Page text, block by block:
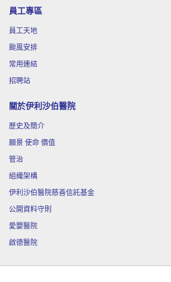
11月
28
17
員工專區
員工天地
颱風安排
常用連結
招聘站
關於伊利沙伯醫院
歷史及簡介
願景 使命 價值
管治
組織架構
伊利沙伯醫院慈善信託基金
公開資料守則
愛嬰醫院
啟德醫院